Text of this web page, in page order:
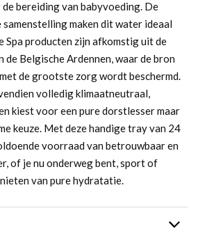
bereiding van babyvoeding. De
samenstelling maken dit water ideaal
Spa producten zijn afkomstig uit de
Belgische Ardennen, waar de bron
de grootste zorg wordt beschermd.
volledig klimaatneutraal,
kiest voor een pure dorstlesser maar
keuze. Met deze handige tray van 24
voorraad van betrouwbaar en
of je nu onderweg bent, sport of
van pure hydratatie.